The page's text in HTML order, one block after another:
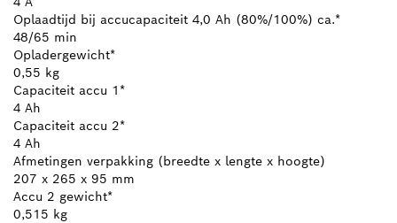
Oplaadtijd bij accucapaciteit 4,0 Ah (80%/100%) ca.*
48/65 min
Opladergewicht*
0,55 kg
Capaciteit accu 1*
4 Ah
Capaciteit accu 2*
4 Ah
Afmetingen verpakking (breedte x lengte x hoogte)
207 x 265 x 95 mm
Accu 2 gewicht*
0,515 kg